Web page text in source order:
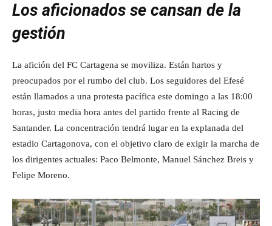
Los aficionados se cansan de la
gestión
La afición del FC Cartagena se moviliza. Están hartos y
preocupados por el rumbo del club. Los seguidores del Efesé
están llamados a una protesta pacífica este domingo a las 18:00
horas, justo media hora antes del partido frente al Racing de
Santander. La concentración tendrá lugar en la explanada del
estadio Cartagonova, con el objetivo claro de exigir la marcha de
los dirigentes actuales: Paco Belmonte, Manuel Sánchez Breis y
Felipe Moreno.